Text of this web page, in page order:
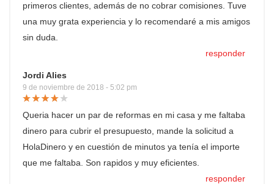
primeros clientes, además de no cobrar comisiones. Tuve
una muy grata experiencia y lo recomendaré a mis amigos
sin duda.
responder
Jordi Alies
9 de noviembre de 2018 - 5:02 pm
Queria hacer un par de reformas en mi casa y me faltaba
dinero para cubrir el presupuesto, mande la solicitud a
HolaDinero y en cuestión de minutos ya tenía el importe
que me faltaba. Son rapidos y muy eficientes.
responder